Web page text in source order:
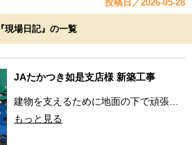
投稿日／2026-05-28
『現場日記』の一覧
JAたかつき如是支店様 新築工事
建物を支えるために地面の下で頑張…
もっと見る